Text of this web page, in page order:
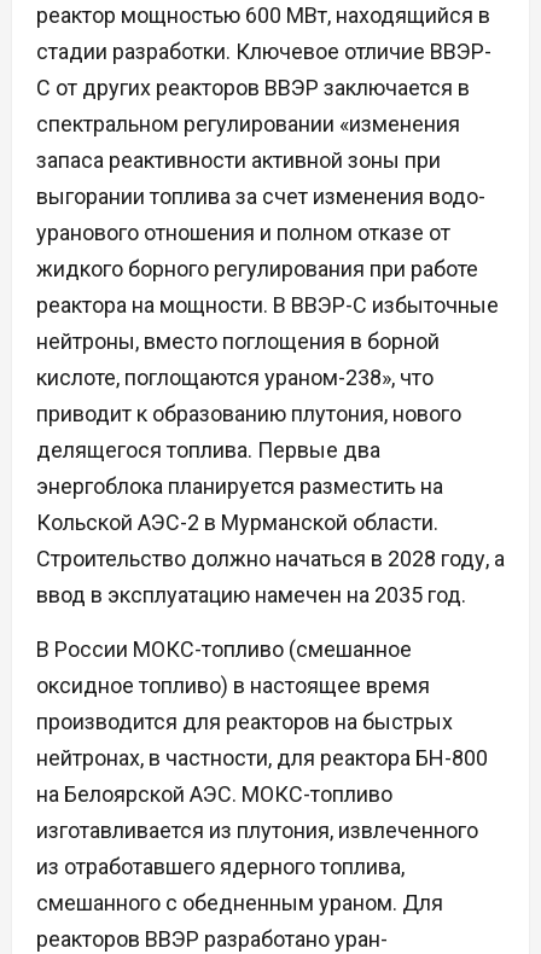
реактор мощностью 600 МВт, находящийся в
стадии разработки. Ключевое отличие ВВЭР-
С от других реакторов ВВЭР заключается в
спектральном регулировании «изменения
запаса реактивности активной зоны при
выгорании топлива за счет изменения водо-
уранового отношения и полном отказе от
жидкого борного регулирования при работе
реактора на мощности. В ВВЭР-С избыточные
нейтроны, вместо поглощения в борной
кислоте, поглощаются ураном-238», что
приводит к образованию плутония, нового
делящегося топлива. Первые два
энергоблока планируется разместить на
Кольской АЭС-2 в Мурманской области.
Строительство должно начаться в 2028 году, а
ввод в эксплуатацию намечен на 2035 год.
В России МОКС-топливо (смешанное
оксидное топливо) в настоящее время
производится для реакторов на быстрых
нейтронах, в частности, для реактора БН-800
на Белоярской АЭС. МОКС-топливо
изготавливается из плутония, извлеченного
из отработавшего ядерного топлива,
смешанного с обедненным ураном. Для
реакторов ВВЭР разработано уран-